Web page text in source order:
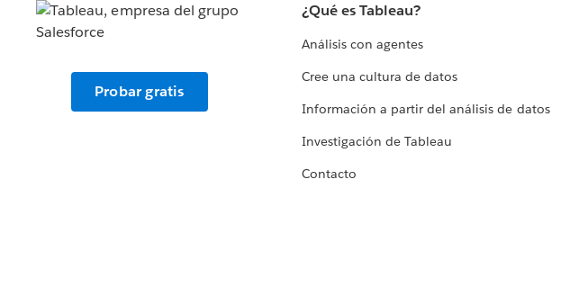
Probar gratis
¿Qué es Tableau?
Análisis con agentes
Cree una cultura de datos
Información a partir del análisis de datos
Investigación de Tableau
Contacto